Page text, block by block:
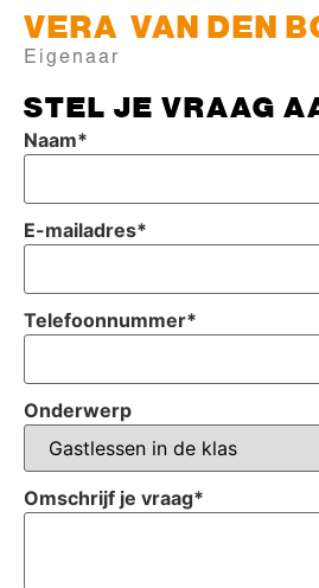
VERA VAN DEN
Eigenaar
STEL JE VRAAG
Naam*
E-mailadres*
Telefoonnummer*
Onderwerp
Omschrijf je vraag*